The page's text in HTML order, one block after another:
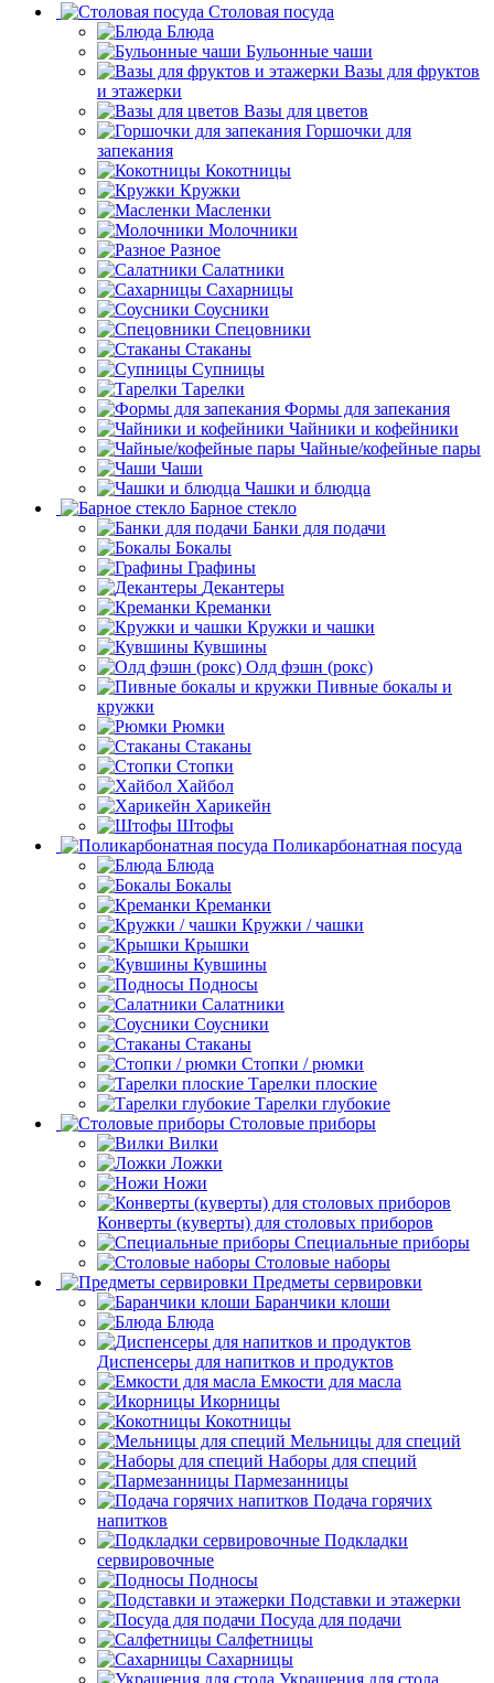
Столовая посуда
Блюда
Бульонные чаши
Вазы для фруктов
и этажерки
Вазы для цветов
Горшочки для
запекания
Кокотницы
Кружки
Масленки
Молочники
Разное
Салатники
Сахарницы
Соусники
Спецовники
Стаканы
Супницы
Тарелки
Формы для запекания
Чайники и кофейники
Чайные/кофейные пары
Чаши
Чашки и блюдца
Барное стекло
Банки для подачи
Бокалы
Графины
Декантеры
Креманки
Кружки и чашки
Кувшины
Олд фэшн (рокс)
Пивные бокалы и
кружки
Рюмки
Стаканы
Стопки
Хайбол
Харикейн
Штофы
Поликарбонатная посуда
Блюда
Бокалы
Креманки
Кружки / чашки
Крышки
Кувшины
Подносы
Салатники
Соусники
Стаканы
Стопки / рюмки
Тарелки плоские
Тарелки глубокие
Столовые приборы
Вилки
Ложки
Ножи
Конверты (куверты) для столовых приборов
Специальные приборы
Столовые наборы
Предметы сервировки
Баранчики клоши
Блюда
Диспенсеры для напитков и продуктов
Емкости для масла
Икорницы
Кокотницы
Мельницы для специй
Наборы для специй
Пармезанницы
Подача горячих
напитков
Подкладки
сервировочные
Подносы
Подставки и этажерки
Посуда для подачи
Салфетницы
Сахарницы
Украшения для стола